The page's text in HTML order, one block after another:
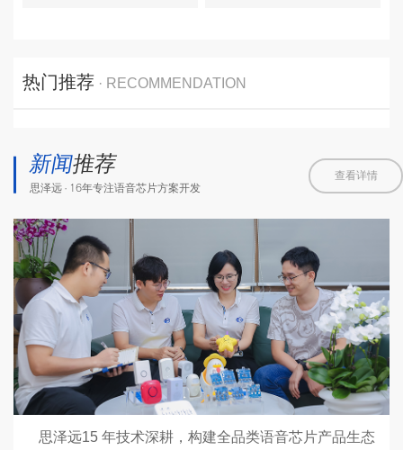
热门推荐 · RECOMMENDATION
新闻推荐
思泽远 · 16年专注语音芯片方案开发
查看详情
思泽远15 年技术深耕，构建全品类语音芯片产品生态